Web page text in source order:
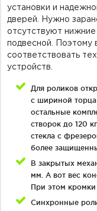
установки и
дверей. Нужно
отсутствуют нижние
подвесной. Поэтому
соответствовать
устройств.
Для роликов
с шириной торца
остальные
створок до 120
стекла с
более
В закрытых
мм. А вот вес
При этом кромки
Синхронные